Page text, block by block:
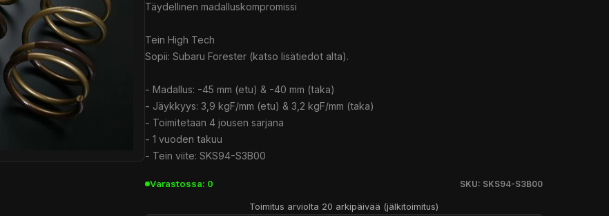
Täydellinen madalluskompromissi
Tein High Tech
Sopii: Subaru Forester (katso lisätiedot alta).
- Madallus: -45 mm (etu) & -40 mm (taka)
- Jäykkyys: 3,9 kgF/mm (etu) & 3,2 kgF/mm (taka)
- Toimitetaan 4 jousen sarjana
- 1 vuoden takuu
- Tein viite: SKS94-S3B00
Varastossa: 0 SKU: SKS94-S3B00
Toimitus arviolta 20 arkipäivää (jälkitoimitus)